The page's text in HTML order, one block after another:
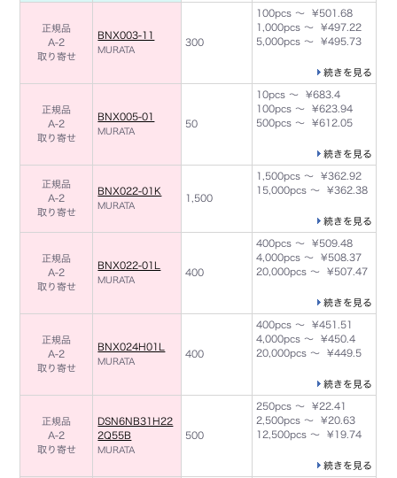
正規品
A-2
取り寄せ
BNX003-11
MURATA
300
100pcs ～ ¥501.68
1,000pcs ～ ¥497.22
5,000pcs ～ ¥495.73
続きを見る
正規品
A-2
取り寄せ
BNX005-01
MURATA
50
10pcs ～ ¥683.4
100pcs ～ ¥623.94
500pcs ～ ¥612.05
続きを見る
正規品
A-2
取り寄せ
BNX022-01K
MURATA
1,500
1,500pcs ～ ¥362.92
15,000pcs ～ ¥362.38
続きを見る
正規品
A-2
取り寄せ
BNX022-01L
MURATA
400
400pcs ～ ¥509.48
4,000pcs ～ ¥508.37
20,000pcs ～ ¥507.47
続きを見る
正規品
A-2
取り寄せ
BNX024H01L
MURATA
400
400pcs ～ ¥451.51
4,000pcs ～ ¥450.4
20,000pcs ～ ¥449.5
続きを見る
正規品
A-2
取り寄せ
DSN6NB31H22
2Q55B
MURATA
500
250pcs ～ ¥22.41
2,500pcs ～ ¥20.63
12,500pcs ～ ¥19.74
続きを見る